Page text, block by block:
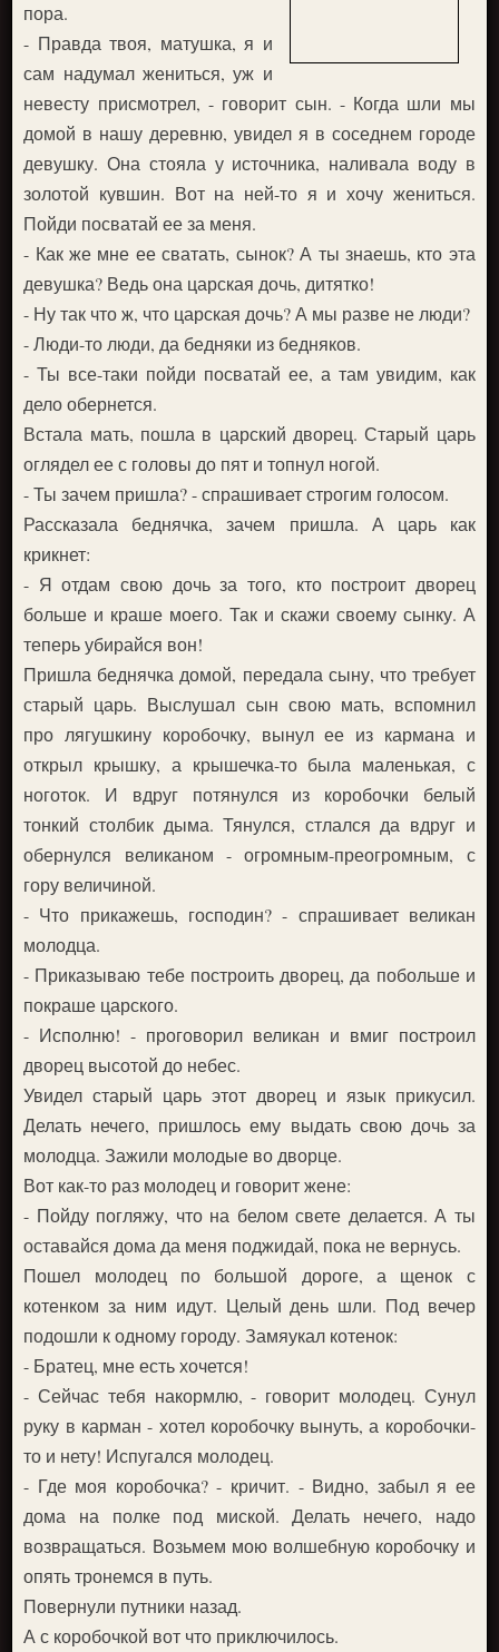
пора.
- Правда твоя, матушка, я и
сам надумал жениться, уж и
невесту присмотрел, - говорит сын. - Когда шли мы
домой в нашу деревню, увидел я в соседнем городе
девушку. Она стояла у источника, наливала воду в
золотой кувшин. Вот на ней-то я и хочу жениться.
Пойди посватай ее за меня.
- Как же мне ее сватать, сынок? А ты знаешь, кто эта
девушка? Ведь она царская дочь, дитятко!
- Ну так что ж, что царская дочь? А мы разве не люди?
- Люди-то люди, да бедняки из бедняков.
- Ты все-таки пойди посватай ее, а там увидим, как
дело обернется.
Встала мать, пошла в царский дворец. Старый царь
оглядел ее с головы до пят и топнул ногой.
- Ты зачем пришла? - спрашивает строгим голосом.
Рассказала беднячка, зачем пришла. А царь как
крикнет:
- Я отдам свою дочь за того, кто построит дворец
больше и краше моего. Так и скажи своему сынку. А
теперь убирайся вон!
Пришла беднячка домой, передала сыну, что требует
старый царь. Выслушал сын свою мать, вспомнил
про лягушкину коробочку, вынул ее из кармана и
открыл крышку, а крышечка-то была маленькая, с
ноготок. И вдруг потянулся из коробочки белый
тонкий столбик дыма. Тянулся, стлался да вдруг и
обернулся великаном - огромным-преогромным, с
гору величиной.
- Что прикажешь, господин? - спрашивает великан
молодца.
- Приказываю тебе построить дворец, да побольше и
покраше царского.
- Исполню! - проговорил великан и вмиг построил
дворец высотой до небес.
Увидел старый царь этот дворец и язык прикусил.
Делать нечего, пришлось ему выдать свою дочь за
молодца. Зажили молодые во дворце.
Вот как-то раз молодец и говорит жене:
- Пойду погляжу, что на белом свете делается. А ты
оставайся дома да меня поджидай, пока не вернусь.
Пошел молодец по большой дороге, а щенок с
котенком за ним идут. Целый день шли. Под вечер
подошли к одному городу. Замяукал котенок:
- Братец, мне есть хочется!
- Сейчас тебя накормлю, - говорит молодец. Сунул
руку в карман - хотел коробочку вынуть, а коробочки-
то и нету! Испугался молодец.
- Где моя коробочка? - кричит. - Видно, забыл я ее
дома на полке под миской. Делать нечего, надо
возвращаться. Возьмем мою волшебную коробочку и
опять тронемся в путь.
Повернули путники назад.
А с коробочкой вот что приключилось.